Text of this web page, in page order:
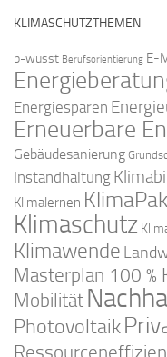
KLIMASCHUTZTHEMEN
b-wusst Berufsorientierung E-
Energiesparen
Erneuerbare
Gebäudesanierung
Instandhaltung
Klimalernen
Klimaschutz
Klimawende
Masterplan 100 %
Mobilität
Photovoltaik